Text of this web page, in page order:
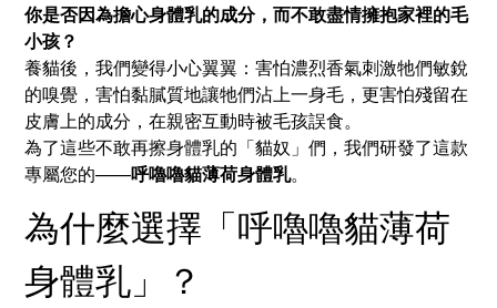
你是否因為擔心身體乳的成分，而不敢盡情擁抱家裡的毛
小孩？
養貓後，我們變得小心翼翼：害怕濃烈香氣刺激牠們敏銳
的嗅覺，害怕黏膩質地讓牠們沾上一身毛，更害怕殘留在
皮膚上的成分，在親密互動時被毛孩誤食。
為了這些不敢再擦身體乳的「貓奴」們，我們研發了這款
專屬您的——呼嚕嚕貓薄荷身體乳。
為什麼選擇「呼嚕嚕貓薄荷
身體乳」？